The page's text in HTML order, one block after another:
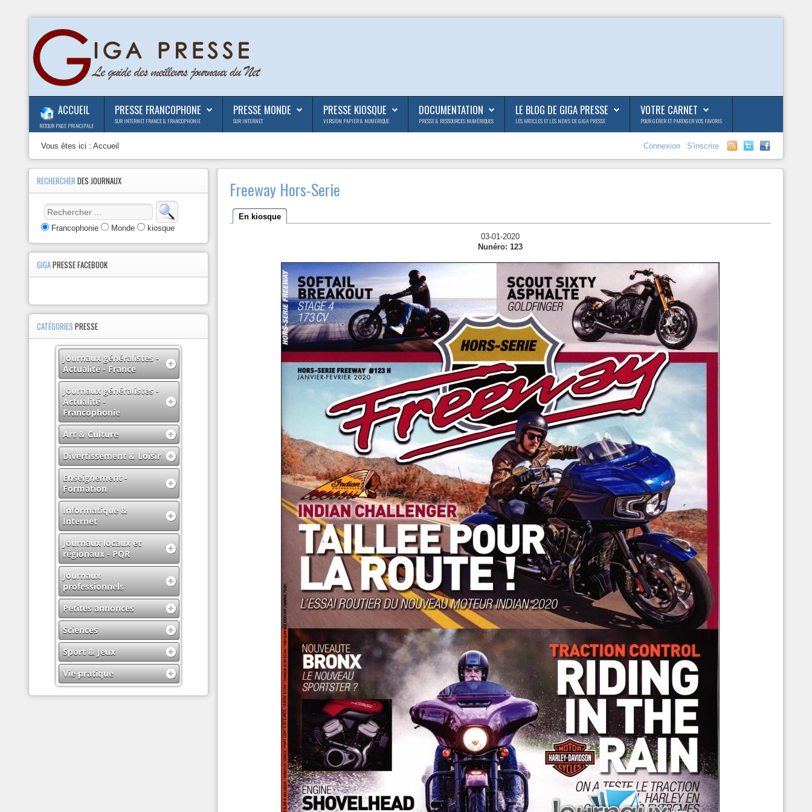
ACCUEIL
RETOUR PAGE PRINCIPALE
PRESSE FRANCOPHONE
SUR INTERNET FRANCE & FRANCOPHONIE
PRESSE MONDE
SUR INTERNET
PRESSE KIOSQUE
VERSION PAPIER & NUMÉRIQUE
DOCUMENTATION
PRESSE & RESSOURCES NUMÉRIQUES
LE BLOG DE GIGA PRESSE
LES ARTICLES ET LES NEWS DE GIGA PRESSE
VOTRE CARNET
POUR GÉRER ET PARTAGER VOS FAVORIS
Vous êtes ici :Accueil Connexion S'inscrire
Freeway Hors-Serie
En kiosque
03-01-2020
Nunéro: 123
RECHERCHERDES JOURNAUX
Francophonie Monde kiosque
GIGAPRESSE FACEBOOK
CATÉGORIESPRESSE
Journaux généralistes -
Actualité - France
Journaux généralistes -
Actualité -
Francophonie
Art & Culture
Divertissement & Loisir
Enseignement -
Formation
Informatique &
Internet
Journaux locaux et
régionaux - PQR
Journaux
professionnels
Petites annonces
Sciences
Sport & Jeux
Vie pratique